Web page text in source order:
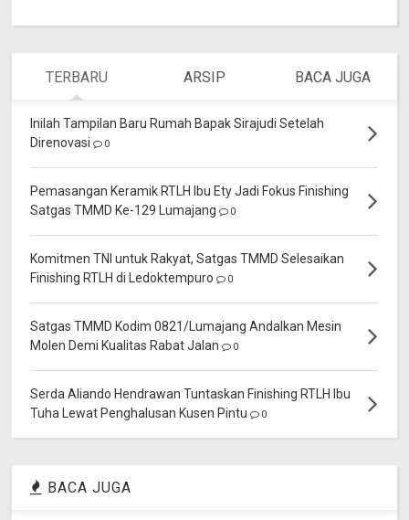
TERBARU ARSIP BACA JUGA
Inilah Tampilan Baru Rumah Bapak Sirajudi Setelah
Direnovasi
0
Pemasangan Keramik RTLH Ibu Ety Jadi Fokus Finishing
Satgas TMMD Ke-129 Lumajang
0
Komitmen TNI untuk Rakyat, Satgas TMMD Selesaikan
Finishing RTLH di Ledoktempuro
0
Satgas TMMD Kodim 0821/Lumajang Andalkan Mesin
Molen Demi Kualitas Rabat Jalan
0
Serda Aliando Hendrawan Tuntaskan Finishing RTLH Ibu
Tuha Lewat Penghalusan Kusen Pintu
0
BACA JUGA